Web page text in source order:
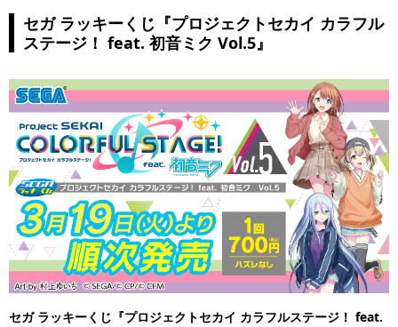
セガ ラッキーくじ『プロジェクトセカイ カラフル
ステージ！ feat. 初音ミク Vol.5』
セガ ラッキーくじ『プロジェクトセカイ カラフルステージ！ feat.